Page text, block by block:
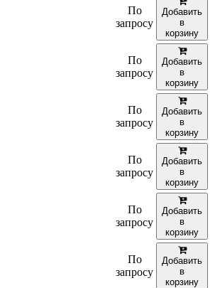
По
запросу
Добавить
в
корзину
По
запросу
Добавить
в
корзину
По
запросу
Добавить
в
корзину
По
запросу
Добавить
в
корзину
По
запросу
Добавить
в
корзину
По
запросу
Добавить
в
корзину